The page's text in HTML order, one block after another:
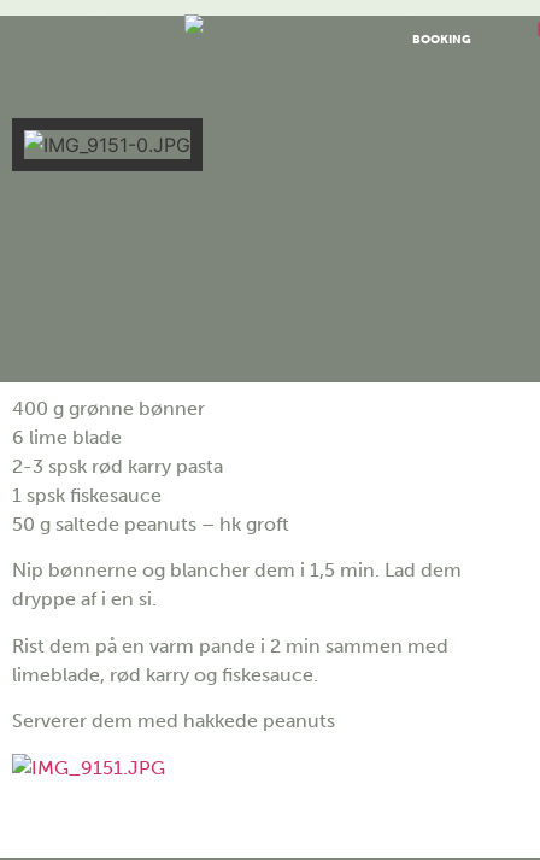
BOOKING
400 g grønne bønner
6 lime blade
2-3 spsk rød karry pasta
1 spsk fiskesauce
50 g saltede peanuts – hk groft
Nip bønnerne og blancher dem i 1,5 min. Lad dem
dryppe af i en si.
Rist dem på en varm pande i 2 min sammen med
limeblade, rød karry og fiskesauce.
Serverer dem med hakkede peanuts